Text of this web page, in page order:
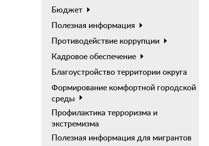
Бюджет
Полезная информация
Противодействие коррупции
Кадровое обеспечение
Благоустройство территории округа
Формирование комфортной городской
среды
Профилактика терроризма и
экстремизма
Полезная информация для мигрантов